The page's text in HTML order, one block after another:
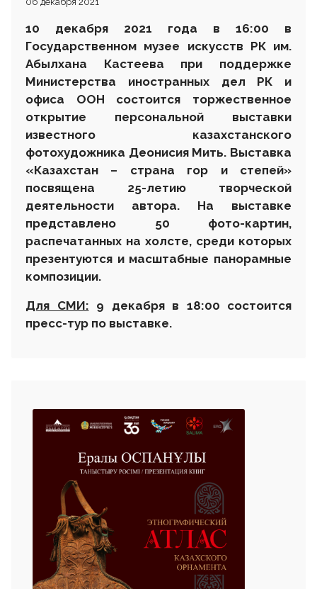
10 декабря 2021 года в 16:00 в
Государственном музее искусств РК им.
Абылхана Кастеева при поддержке
Министерства иностранных дел РК и
офиса ООН состоится торжественное
открытие персональной выставки
известного казахстанского
фотохудожника Деонисия Мить. Выставка
«Казахстан – страна гор и степей»
посвящена 25-летию творческой
деятельности автора. На выставке
представлено 50 фото-картин,
распечатанных на холсте, среди которых
презентуются и масштабные панорамные
композиции.
Для СМИ: 9 декабря в 18:00 состоится
пресс-тур по выставке.